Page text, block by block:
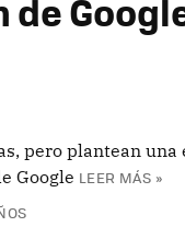
pero plantean
Google LEER MÁS »